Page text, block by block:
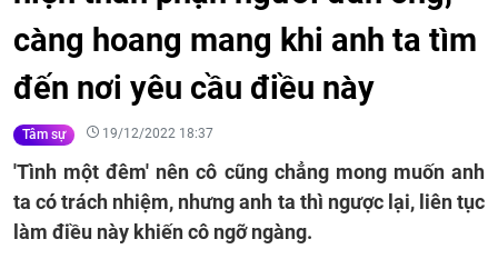
càng hoang mang khi anh ta tìm
đến nơi yêu cầu điều này
Tâm sự 19/12/2022 18:37
'Tình một đêm' nên cô cũng chẳng mong muốn anh
ta có trách nhiệm, nhưng anh ta thì ngược lại, liên tục
làm điều này khiến cô ngỡ ngàng.